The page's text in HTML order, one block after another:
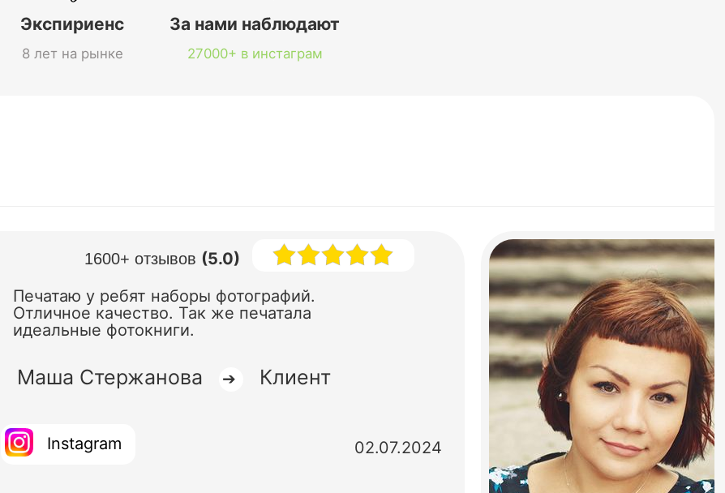
Экспириенс
8 лет на рынке
За нами наблюдают
27000+ в инстаграм
1600+ отзывов (5.0)
Печатаю у ребят наборы фотографий.
Отличное качество. Так же печатала
идеальные фотокниги.
Маша Стержанова ➔ Клиент
Instagram 02.07.2024